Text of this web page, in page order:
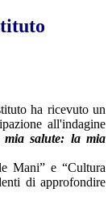
ha ricevuto un
all'indagine
salute: la mia
Mani” e “Cultura
di approfondire